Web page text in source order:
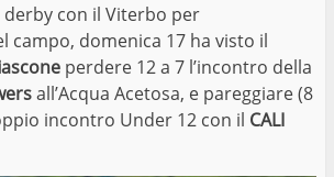
con il Viterbo per
campo, domenica 17 ha visto il
perdere 12 a 7 l’incontro della
all’Acqua Acetosa, e pareggiare (8
incontro Under 12 con il CALI